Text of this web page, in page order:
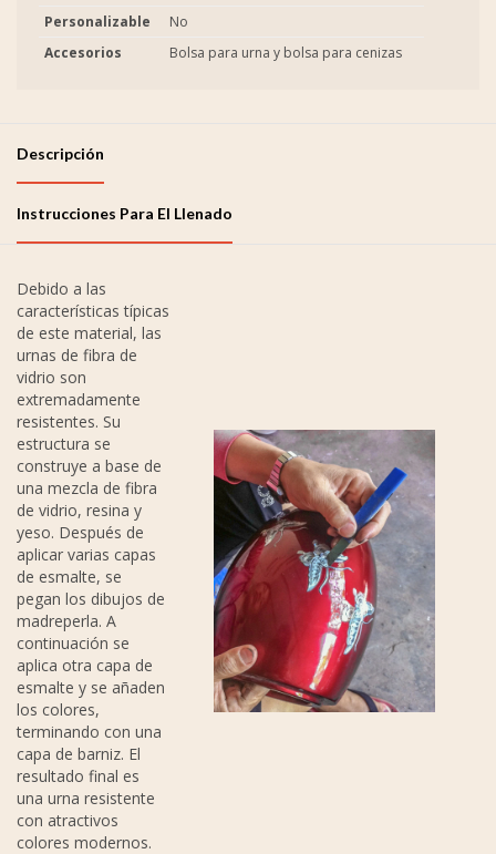
Personalizable
No
Accesorios
Bolsa para urna y bolsa para cenizas
Descripción
Instrucciones Para El Llenado
Debido a las
características típicas
de este material, las
urnas de fibra de
vidrio son
extremadamente
resistentes. Su
estructura se
construye a base de
una mezcla de fibra
de vidrio, resina y
yeso. Después de
aplicar varias capas
de esmalte, se
pegan los dibujos de
madreperla. A
continuación se
aplica otra capa de
esmalte y se añaden
los colores,
terminando con una
capa de barniz. El
resultado final es
una urna resistente
con atractivos
colores modernos.